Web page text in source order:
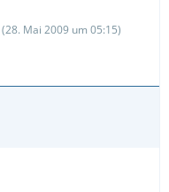
(28. Mai 2009 um 05:15)